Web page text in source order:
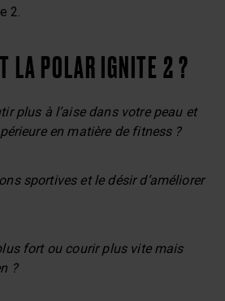
2.
LA POLAR IGNITE 2 ?
plus à l’aise dans votre peau et
en matière de fitness ?
sportives et le désir d’améliorer
fort ou courir plus vite mais
?